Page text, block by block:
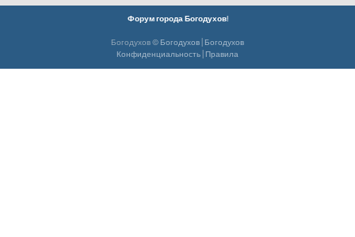
в
н
n
a
Форум города Богодухов!
Богодухов © Богодухов Богодухов
Конфиденциальность Правила